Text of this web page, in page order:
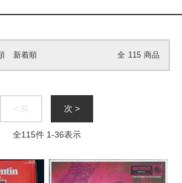
新着順 全 115 商品
< 前 次 >
全115件 1-36表示